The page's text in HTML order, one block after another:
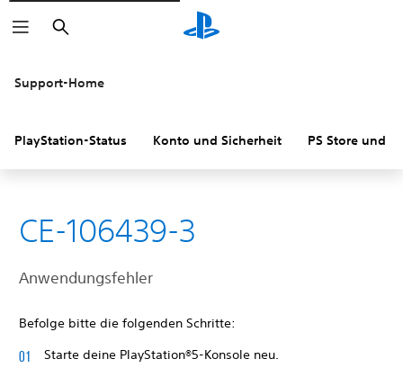
Suchen
Support-Home
PlayStation-Status Konto und Sicherheit PS Store und
CE-106439-3
Anwendungsfehler
Befolge bitte die folgenden Schritte:
Starte deine PlayStation®5-Konsole neu.